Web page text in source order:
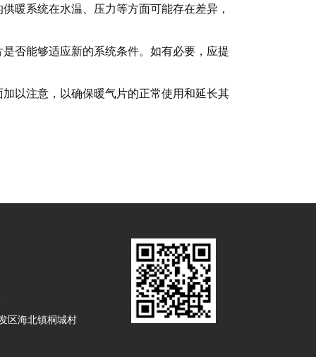
暖系统在水温、压力等方面可能存在差异，
否能够适应新的系统条件。如有必要，应提
以注意，以确保暖气片的正常使用和延长其
区海北镇桐城村